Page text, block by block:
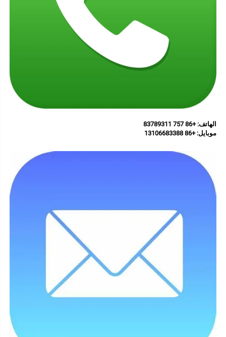
الهاتف: +86 757 83789311
موبايل: +86 13106683388